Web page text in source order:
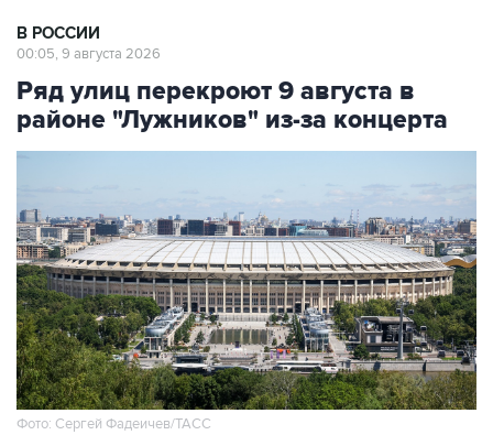
В РОССИИ
00:05, 9 августа 2026
Ряд улиц перекроют 9 августа в
районе "Лужников" из-за концерта
Фото: Сергей Фадеичев/ТАСС